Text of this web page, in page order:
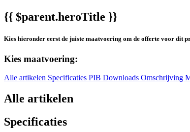
{{ $parent.heroTitle }}
Kies hieronder eerst de juiste maatvoering om de offerte voor dit
Kies maatvoering:
Alle artikelen Specificaties PIB Downloads Omschrijving
Alle artikelen
Specificaties